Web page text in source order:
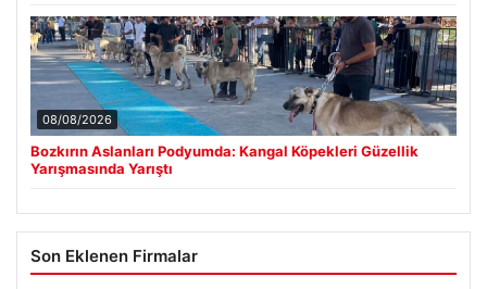
08/08/2026
Bozkırın Aslanları Podyumda: Kangal Köpekleri Güzellik
Yarışmasında Yarıştı
Son Eklenen Firmalar